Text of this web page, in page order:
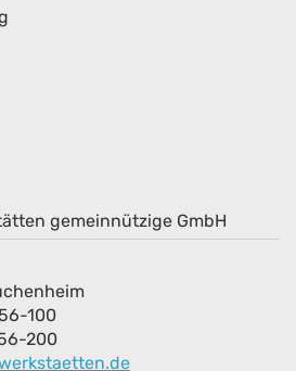
gemeinnützige GmbH
100
200